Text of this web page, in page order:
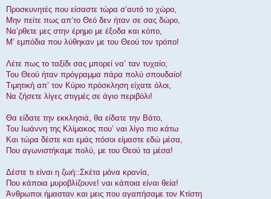
Προσκυνητές που είσαστε τώρα σ’αυτό το χώρο,
Μην πείτε πως απ’το Θεό δεν ήταν σε σας δώρο,
Να’ρθετε μες στην έρημο με έξοδα και κόπο,
Μ’ εμπόδια που λύθηκαν με του Θεού τον τρόπο!
Λέτε πως το ταξίδι σας μπορεί να’ ταν τυχαίο;
Του Θεού ήταν πρόγραμμα πάρα πολύ σπουδαίο!
Τιμητική απ’ τον Κύριο πρόσκληση είχατε όλοι,
Να ζήσετε λίγες στιγμές σε άγιο περιβόλι!
Θα είδατε την εκκλησιά, θα είδατε την Βάτο,
Του Ιωάννη της Κλίμακος που’ ναι λίγο πιο κάτω
Και τώρα δέστε και εμάς πόσοι είμαστε εδώ μέσα,
Που αγωνιστήκαμε πολύ, με του Θεού τα μέσα!
Δέστε τι είναι η ζωή::Σκέτα μόνα κρανία,
Που κάποια μυροβλίζουνε! ναι κάποια είναι θεία!
Άνθρωποι ήμασταν και μεις που αγαπήσαμε τον Κτίστη